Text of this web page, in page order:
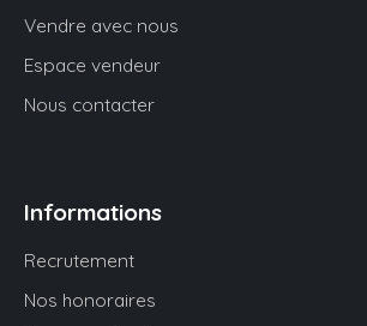
Vendre avec nous
Espace vendeur
Nous contacter
Informations
Recrutement
Nos honoraires